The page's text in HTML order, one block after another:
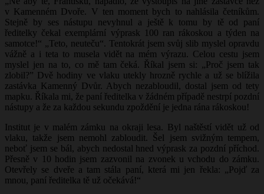
v Kamenném Dvoře. V ten moment bych to nahlásila četníkům.
Stejně by ses nástupu nevyhnul a ještě k tomu by tě od paní
ředitelky čekal exemplární výprask 100 ran rákoskou a týden na
samotce!“ „Teto, neuteču“. Tentokrát jsem svůj slib myslel opravdu
vážně a i teta to musela vidět na mém výrazu. Celou cestu jsem
myslel jen na to, co mě tam čeká. Říkal jsem si: „Proč jsem tak
zlobil?” Dvě hodiny ve vlaku utekly hrozně rychle a už se blížila
zastávka Kamenný Dvůr. Abych nezabloudil, dostal jsem od tety
mapku. Říkala mi, že paní ředitelka v žádném případě nestrpí pozdní
nástupy a že za každou sekundu zpoždění je jedna rána rákoskou!
Institut je v malém zámku na okraji lesa. Byl naštěstí vidět už od
vlaku, takže jsem nemohl zabloudit. Šel jsem svižným tempem,
neboť jsem se bál, abych nedostal hned výprask za pozdní příchod.
Přesně v 10 hodin jsem zazvonil na zvonek u vchodu do zámku.
Otevřely se dveře a tam stála paní, která mi jen řekla: „Pojď za
mnou, paní ředitelka tě už očekává!“